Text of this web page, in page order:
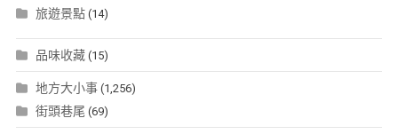
旅遊景點(14)
品味收藏(15)
地方大小事(1,256)
街頭巷尾 (69)